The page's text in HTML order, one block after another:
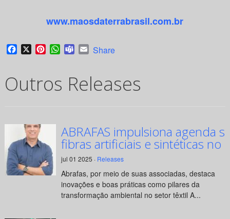
www.maosdaterrabrasil.com.br
Facebook
X PinterestWhatsApp
TeamsEmail
Share
Outros Releases
ABRAFAS impulsiona agenda
fibras artificiais e sintéticas no
jul 01 2025 · Releases
Abrafas, por meio de suas associadas, destaca
inovações e boas práticas como pilares da
transformação ambiental no setor têxtil A...